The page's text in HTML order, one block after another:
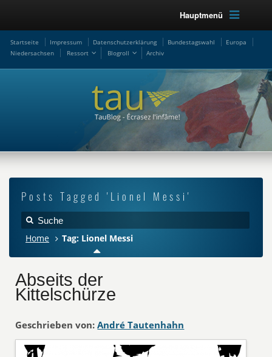
Hauptmenü
Startseite Impressum Datenschutzerklärung Bundestagswahl
Europa
Niedersachsen
Ressort Blogroll Archiv
Posts Tagged 'Lionel Messi'
Home Tag: Lionel Messi
Abseits der
Kittelschürze
Geschrieben von: André Tautenhahn